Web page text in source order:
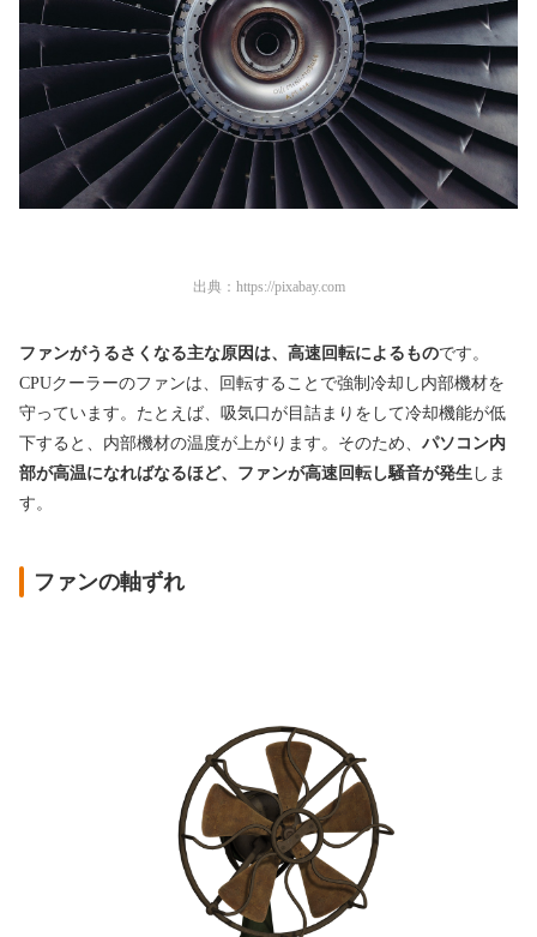
出典： https://pixabay.com
ファンがうるさくなる主な原因は、高速回転によるものです。
CPUクーラーのファンは、回転することで強制冷却し内部機材を
守っています。たとえば、吸気口が目詰まりをして冷却機能が低
下すると、内部機材の温度が上がります。そのため、 パソコン内
部が高温になればなるほど、ファンが高速回転し騒音が発生 しま
す。
ファンの軸ずれ